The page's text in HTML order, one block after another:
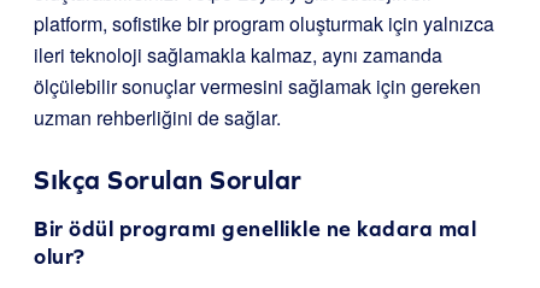
platform, sofistike bir program oluşturmak için yalnızca
ileri teknoloji sağlamakla kalmaz, aynı zamanda
ölçülebilir sonuçlar vermesini sağlamak için gereken
uzman rehberliğini de sağlar.
Sıkça Sorulan Sorular
Bir ödül programı genellikle ne kadara mal
olur?